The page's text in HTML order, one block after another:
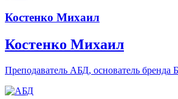
Костенко Михаил
Костенко Михаил
Преподаватель АБД, основатель бренда